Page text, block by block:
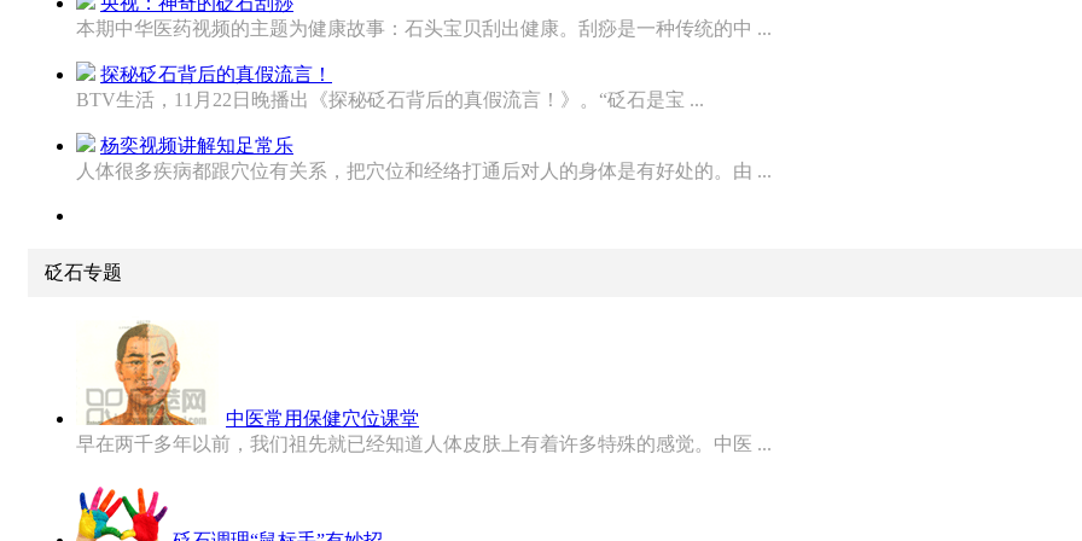
本期中华医药视频的主题为健康故事：石头宝贝刮出健康。刮痧是一种传统的中 ...
探秘砭石背后的真假流言！
BTV生活，11月22日晚播出《探秘砭石背后的真假流言！》。“砭石是宝 ...
杨奕视频讲解知足常乐
人体很多疾病都跟穴位有关系，把穴位和经络打通后对人的身体是有好处的。由 ...
砭石专题
中医常用保健穴位课堂
早在两千多年以前，我们祖先就已经知道人体皮肤上有着许多特殊的感觉。中医 ...